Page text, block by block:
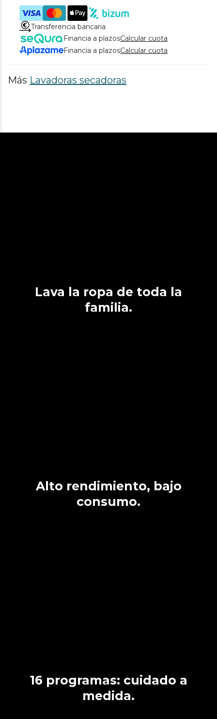
Transferencia bancaria
Financia a plazosCalcular cuota
Financia a plazosCalcular cuota
Más Lavadoras secadoras
Lava la ropa de toda la
familia.
Alto rendimiento, bajo
consumo.
16 programas: cuidado a
medida.